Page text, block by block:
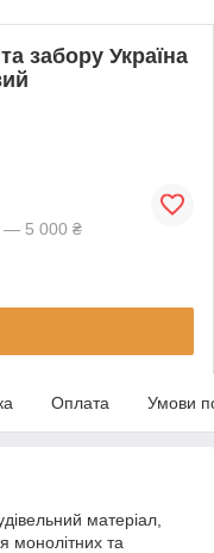
забору Україна
— 5 000 ₴
Оплата Умови
матеріал,
монолітних та